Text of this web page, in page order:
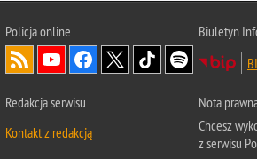
Policja online
Biuletyn
Redakcja serwisu
Kontakt z redakcją
Nota
Chcesz
z serwisu